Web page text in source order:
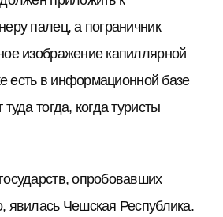
палец, а пограничник
изображение капиллярной
есть в информационной базе
тогда, когда туристы
опробовавших
явилась Чешская Республика.